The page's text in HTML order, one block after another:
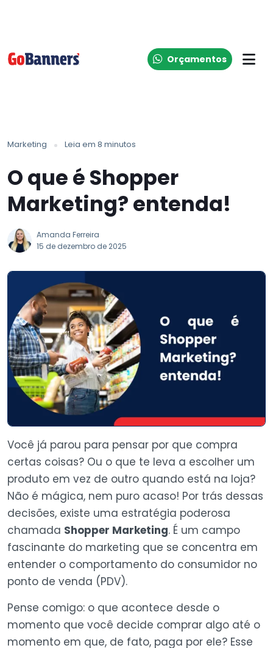
Orçamentos
Marketing Leia em 8 minutos
O que é Shopper
Marketing? entenda!
Amanda Ferreira
15 de dezembro de 2025
Você já parou para pensar por que compra
certas coisas? Ou o que te leva a escolher um
produto em vez de outro quando está na loja?
Não é mágica, nem puro acaso! Por trás dessas
decisões, existe uma estratégia poderosa
chamada Shopper Marketing. É um campo
fascinante do marketing que se concentra em
entender o comportamento do consumidor no
ponto de venda (PDV).
Pense comigo: o que acontece desde o
momento que você decide comprar algo até o
momento em que, de fato, paga por ele? Esse